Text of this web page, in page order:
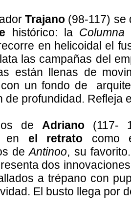
Trajano (98-117) se
histórico: la Columna
en helicoidal el
las campañas del
están llenas de
un fondo de
de profundidad. Refleja
de Adriano (117-
en el retrato como
deAntinoo, su
dos
a trépano con
El busto llega por